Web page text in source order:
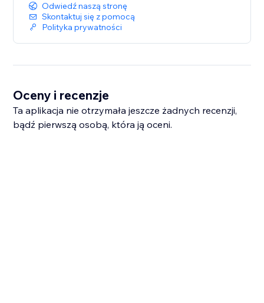
Odwiedź naszą stronę
Skontaktuj się z pomocą
Polityka prywatności
Oceny i recenzje
Ta aplikacja nie otrzymała jeszcze żadnych recenzji,
bądź pierwszą osobą, która ją oceni.